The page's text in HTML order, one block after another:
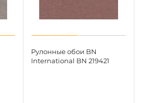
Рулонные обои BN
International BN 219421